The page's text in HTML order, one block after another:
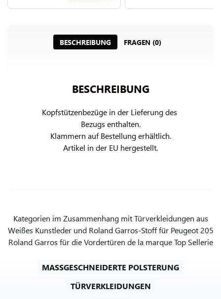
BESCHREIBUNG FRAGEN (0)
BESCHREIBUNG
Kopfstützenbezüge in der Lieferung des
Bezugs enthalten.
Klammern auf Bestellung erhältlich.
Artikel in der EU hergestellt.
Kategorien im Zusammenhang mit Türverkleidungen aus
Weißes Kunstleder und Roland Garros-Stoff für Peugeot 205
Roland Garros für die Vordertüren de la marque Top Sellerie
MASSGESCHNEIDERTE POLSTERUNG
TÜRVERKLEIDUNGEN